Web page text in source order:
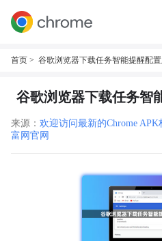
首页 > 谷歌浏览器下载任务智能提醒配
谷歌浏览器下载任务智
来源： 欢迎访问最新的Chrome
富网官网